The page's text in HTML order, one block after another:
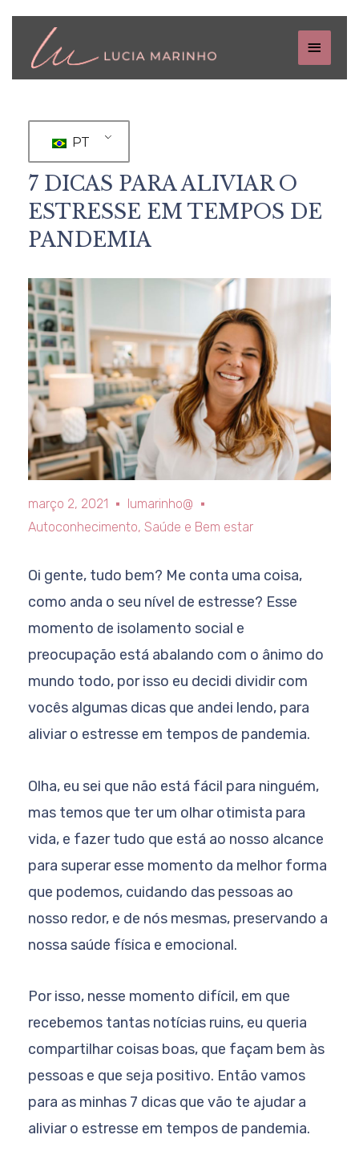
PT
7 DICAS PARA ALIVIAR O
ESTRESSE EM TEMPOS DE
PANDEMIA
março 2, 2021
lumarinho@
Autoconhecimento, Saúde e Bem estar
Oi gente, tudo bem? Me conta uma coisa,
como anda o seu nível de estresse? Esse
momento de isolamento social e
preocupação está abalando com o ânimo do
mundo todo, por isso eu decidi dividir com
vocês algumas dicas que andei lendo, para
aliviar o estresse em tempos de pandemia.
Olha, eu sei que não está fácil para ninguém,
mas temos que ter um olhar otimista para
vida, e fazer tudo que está ao nosso alcance
para superar esse momento da melhor forma
que podemos, cuidando das pessoas ao
nosso redor, e de nós mesmas, preservando a
nossa saúde física e emocional.
Por isso, nesse momento difícil, em que
recebemos tantas notícias ruins, eu queria
compartilhar coisas boas, que façam bem às
pessoas e que seja positivo. Então vamos
para as minhas 7 dicas que vão te ajudar a
aliviar o estresse em tempos de pandemia.